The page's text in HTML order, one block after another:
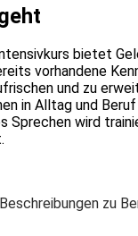
bietet
vorhandene
und zu
in Alltag und
Sprechen wird
zu